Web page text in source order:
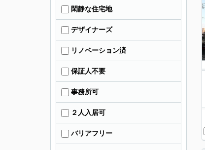
閑静な住宅地
デザイナーズ
リノベーション済
保証人不要
事務所可
２人入居可
バリアフリー